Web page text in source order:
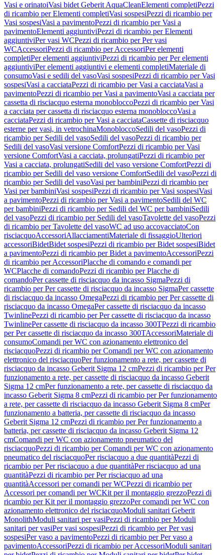
Vasi e orinatoiVasi bidet Geberit AquaCleanElementi completiPezzi
di ricambio per Elementi completiVasi sospesiPezzi di ricambio per
Vasi sospesiVasi a pavimentoPezzi di ricambio per Vasi a
pavimentoElementi aggiuntiviPezzi di ricambio per Elementi
aggiuntiviPer vasi WCPezzi di ricambio per Per vasi
WCAccessoriPezzi di ricambio per AccessoriPer elementi
completiPer elementi aggiuntiviPezzi di ricambio per Per elementi
aggiuntiviPer elementi aggiuntivi e elementi completiMateriale di
consumoVasi e sedili del vasoVasi sospesiPezzi di ricambio per Vasi
sospesiVasi a cacciataPezzi di ricambio per Vasi a cacciataVasi a
pavimentoPezzi di ricambio per Vasi a pavimentoVasi a cacciata per
cassetta di risciacquo esterna monobloccoPezzi di ricambio per Vasi
a cacciata per cassetta di risciacquo esterna monobloccoVasi a
cacciataPezzi di ricambio per Vasi a cacciataCassette di risciacquo
esterne per vasi, in vetrochinaMonobloccoSedili del vasoPezzi di
ricambio per Sedili del vasoSedili del vasoPezzi di ricambio per
Sedili del vasoVasi versione ComfortPezzi di ricambio per Vasi
versione ComfortVasi a cacciata, prolungatiPezzi di ricambio per
Vasi a cacciata, prolungatiSedili del vaso versione ComfortPezzi di
ricambio per Sedili del vaso versione ComfortSedili del vasoPezzi di
ricambio per Sedili del vasoVasi per bambiniPezzi di ricambio per
Vasi per bambiniVasi sospesiPezzi di ricambio per Vasi sospesiVasi
a pavimentoPezzi di ricambio per Vasi a pavimentoSedili del WC
per bambiniPezzi di ricambio per Sedili del WC per bambiniSedili
del vasoPezzi di ricambio per Sedili del vasoTavolette del vasoPezzi
di ricambio per Tavolette del vasoWC ad uso accovacciatoCon
risciacquoAccessoriAllacciamentiMateriale di fissaggioUlteriori
accessoriBidetBidet sospesiPezzi di ricambio per Bidet sospesiBidet
a pavimentoPezzi di ricambio per Bidet a pavimentoAccessoriPezzi
di ricambio per AccessoriPlacche di comando e comandi per
WCPlacche di comandoPezzi di ricambio per Placche di
comandoPer cassette di risciacquo da incasso SigmaPezzi di
ricambio per Per cassette di risciacquo da incasso SigmaPer cassette
di risciacquo da incasso OmegaPezzi di ricambio per Per cassette di
risciacquo da incasso OmegaPer cassette di risciacquo da incasso
TwinlinePezzi di ricambio per Per cassette di risciacquo da incasso
TwinlinePer cassette di risciacquo da incasso 300TPezzi di ricambio
per Per cassette di risciacquo da incasso 300TAccessoriMateriale di
consumoComandi per WC con azionamento elettronico del
risciacquoPezzi di ricambio per Comandi per WC con azionamento
elettronico del risciacquoPer funzionamento a rete, per cassette di
risciacquo da incasso Geberit Sigma 12 cmPezzi di ricambio per Per
funzionamento a rete, per cassette di risciacquo da incasso Geberit
Sigma 12 cmPer funzionamento a rete, per cassette di risciacquo da
incasso Geberit Sigma 8 cmPezzi di ricambio per Per funzionamento
a rete, per cassette di risciacquo da incasso Geberit Sigma 8 cmPer
funzionamento a batteria, per cassette di risciacquo da incasso
Geberit Sigma 12 cmPezzi di ricambio per Per funzionamento a
batteria, per cassette di risciacquo da incasso Geberit Sigma 12
cmComandi per WC con azionamento pneumatico del
risciacquoPezzi di ricambio per Comandi per WC con azionamento
pneumatico del risciacquoPer risciacquo a due quantitàPezzi di
ricambio per Per risciacquo a due quantitàPer risciacquo ad una
quantitàPezzi di ricambio per Per risciacquo ad una
quantitàAccessori per comandi per WCPezzi di ricambio per
Accessori per comandi per WCKit per il montaggio grezzoPezzi di
ricambio per Kit per il montaggio grezzoPer comandi per WC con
azionamento elettronico del risciacquoModuli sanitari Geberit
MonolithModuli sanitari per vasiPezzi di ricambio per Moduli
sanitari per vasiPer vasi sospesiPezzi di ricambio per Per vasi
sospesiPer vaso a pavimentoPezzi di ricambio per Per vaso a
pavimentoAccessoriPezzi di ricambio per AccessoriModuli sanitari